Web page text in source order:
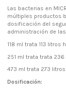
Las bacterias en
múltiples productos
dosificación del
administración de
118 ml trata 113 litros
251 ml trata trata
473 ml trata 273
Dosificación: